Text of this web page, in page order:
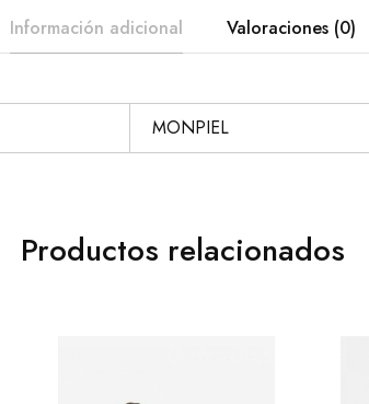
Información adicional Valoraciones (0)
MONPIEL
Productos relacionados